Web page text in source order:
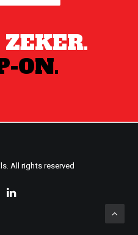
ON.
All rights reserved